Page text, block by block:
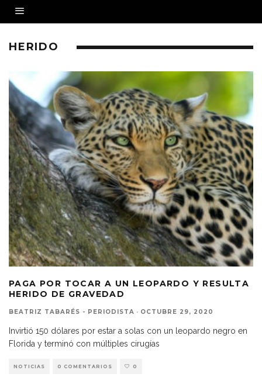
HERIDO
PAGA POR TOCAR A UN LEOPARDO Y RESULTA
HERIDO DE GRAVEDAD
BEATRIZ TABARÉS - PERIODISTA · OCTUBRE 29, 2020
Invirtió 150 dólares por estar a solas con un leopardo negro en
Florida y terminó con múltiples cirugías
NOTICIAS 0 COMENTARIOS 0